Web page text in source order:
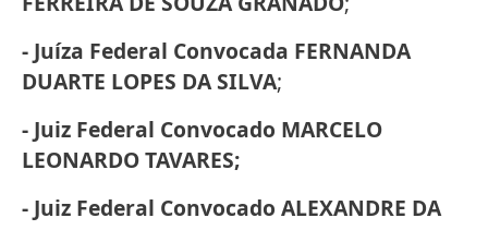
- Juíza Federal Convocada FERNANDA
DUARTE LOPES DA SILVA;
- Juiz Federal Convocado MARCELO
LEONARDO TAVARES;
- Juiz Federal Convocado ALEXANDRE DA